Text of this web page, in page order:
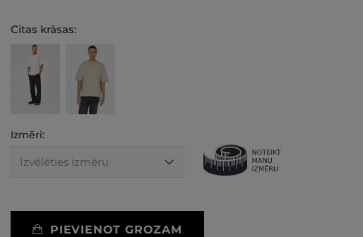
Citas krāsas:
Izmēri:
PIEVIENOT GROZAM